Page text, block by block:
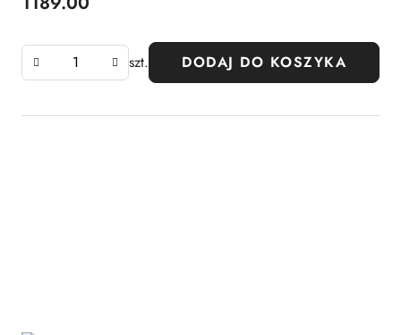
Cena:
szt. DODAJ DO KOSZYKA